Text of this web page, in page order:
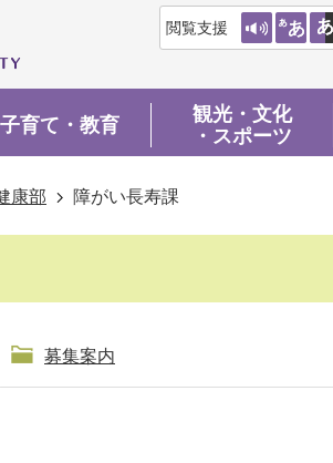
閲覧支援
子育て・教育
観光・文化
・スポーツ
康部 障がい長寿課
募集案内